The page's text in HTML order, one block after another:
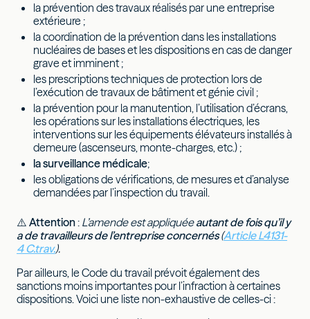
la prévention des travaux réalisés par une entreprise
extérieure ;
la coordination de la prévention dans les installations
nucléaires de bases et les dispositions en cas de danger
grave et imminent ;
les prescriptions techniques de protection lors de
l’exécution de travaux de bâtiment et génie civil ;
la prévention pour la manutention, l’utilisation d’écrans,
les opérations sur les installations électriques, les
interventions sur les équipements élévateurs installés à
demeure (ascenseurs, monte-charges, etc.) ;
la surveillance médicale;
les obligations de vérifications, de mesures et d’analyse
demandées par l’inspection du travail.
⚠️ Attention: L’amende est appliquéeautant de fois qu’il y
a de travailleurs de l’entreprise concernés(Article L4131-
4 C.trav.).
Par ailleurs, le Code du travail prévoit également des
sanctions moins importantes pour l’infraction à certaines
dispositions. Voici une liste non-exhaustive de celles-ci :